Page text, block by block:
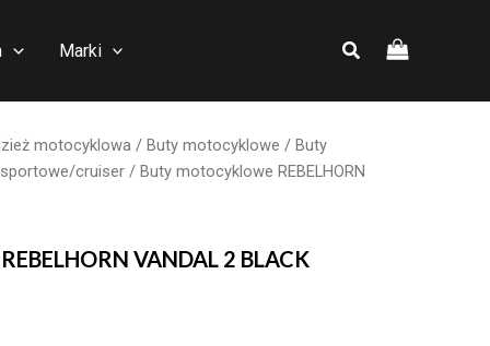
Marki
motocyklowa / Buty motocyklowe / Buty
cruiser / Buty motocyklowe REBELHORN
VANDAL 2 BLACK